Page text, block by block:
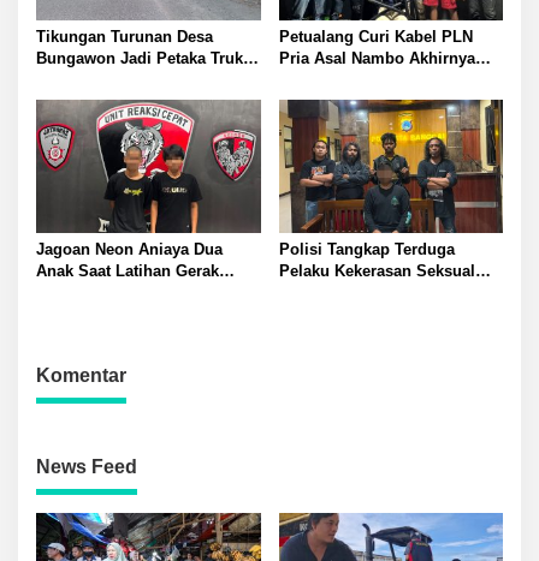
Tikungan Turunan Desa
Bungawon Jadi Petaka Truk
Terperosok dan Rusak Berat
Petualang Curi Kabel PLN
Pria Asal Nambo Akhirnya
Jagoan Neon Aniaya Dua
Anak Saat Latihan Gerak
Polisi Tangkap Terduga
Pelaku Kekerasan Seksual
Komentar
News Feed